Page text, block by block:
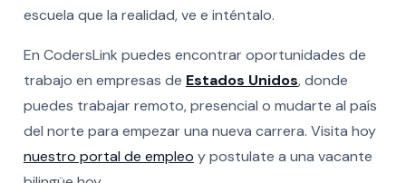
escuela que la realidad, ve e inténtalo.
En CodersLink puedes encontrar oportunidades de
trabajo en empresas de Estados Unidos, donde
puedes trabajar remoto, presencial o mudarte al país
del norte para empezar una nueva carrera. Visita hoy
nuestro portal de empleo y postulate a una vacante